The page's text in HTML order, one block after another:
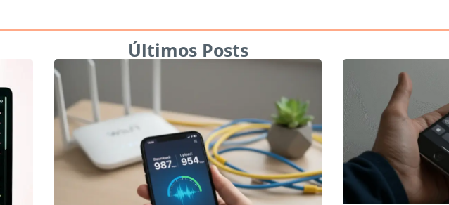
Últimos Posts